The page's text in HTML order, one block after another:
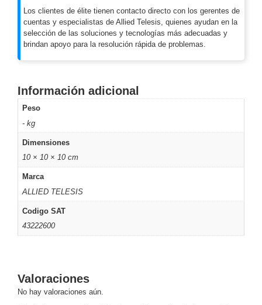
Monitores
Videowall
Seguridad
Protección
Contra
DirectaRedes
Servidores
Almacenamiento
Accesorios
NAS /
SAN /
eSATADiscos
Duros
Mecánicos
(HDD)
Micro
Servidores
Los clientes de élite tienen contacto directo con los gerentes de
cuentas y especialistas de Allied Telesis, quienes ayudan en la
selección de las soluciones y tecnologías más adecuadas y
brindan apoyo para la resolución rápida de problemas.
Información adicional
Peso
- kg
Dimensiones
10 × 10 × 10 cm
Marca
ALLIED TELESIS
Codigo SAT
43222600
Valoraciones
No hay valoraciones aún.